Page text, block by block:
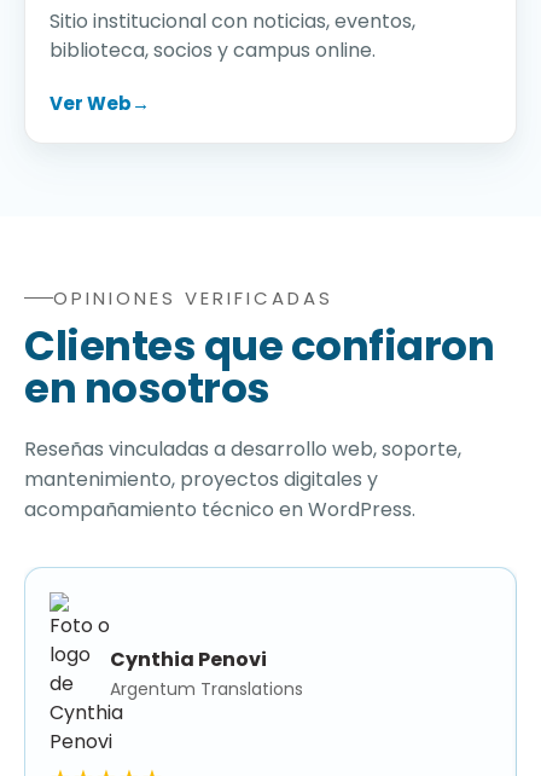
Sitio institucional con noticias, eventos,
biblioteca, socios y campus online.
Ver Web→
Opiniones verificadas de clientes sobre diseño web
OPINIONES VERIFICADAS
Clientes que confiaron
en nosotros
Reseñas vinculadas a desarrollo web, soporte,
mantenimiento, proyectos digitales y
acompañamiento técnico en WordPress.
Cynthia Penovi
Argentum Translations